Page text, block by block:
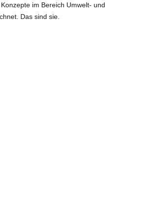
im Bereich Umwelt- und
Das sind sie.